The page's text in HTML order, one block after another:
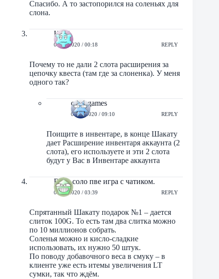
Спасибо. А то застопорился на соленьях для
слона.
Kirill
03/12/2020 / 00:18 REPLY
Почему то не дали 2 слота расширения за
цепочку квеста (там где за слоненка). У меня
одного так?
orbit-games
03/12/2020 / 09:10 REPLY
Поищите в инвентаре, в конце Шакату
дает Расширение инвентаря аккаунта (2
слота), его используете и эти 2 слота
будут у Вас в Инвентаре аккаунта
Бдо - соло пве игра с чатиком.
03/12/2020 / 03:39 REPLY
Спрятанный Шакату подарок №1 – дается
слиток 100G. То есть там два слитка можно
по 10 миллионов собрать.
Соленья можно и кисло-сладкие
использовать, их нужно 50 штук.
По поводу добавочного веса в смуку – в
клиенте уже есть итемы увеличения LT
сумки, так что ждём.